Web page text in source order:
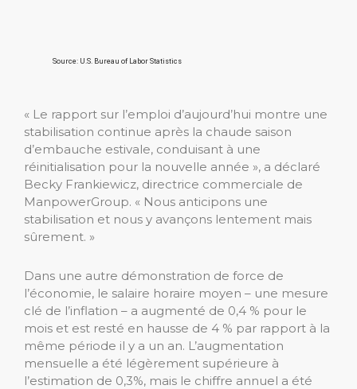
« Le rapport sur l’emploi d’aujourd’hui montre une
stabilisation continue après la chaude saison
d’embauche estivale, conduisant à une
réinitialisation pour la nouvelle année », a déclaré
Becky Frankiewicz, directrice commerciale de
ManpowerGroup. « Nous anticipons une
stabilisation et nous y avançons lentement mais
sûrement. »
Dans une autre démonstration de force de
l’économie, le salaire horaire moyen – une mesure
clé de l’inflation – a augmenté de 0,4 % pour le
mois et est resté en hausse de 4 % par rapport à la
même période il y a un an. L’augmentation
mensuelle a été légèrement supérieure à
l’estimation de 0,3%, mais le chiffre annuel a été